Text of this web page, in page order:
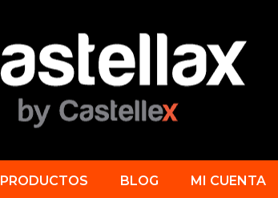
PRODUCTOS BLOG MI CUENTA